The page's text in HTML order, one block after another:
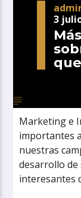
3
Marketing e
importantes
nuestras
desarrollo de
interesantes